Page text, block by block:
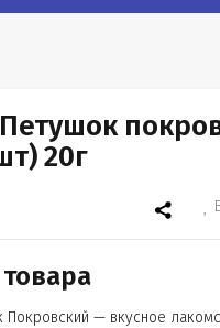
20г
— вкусное